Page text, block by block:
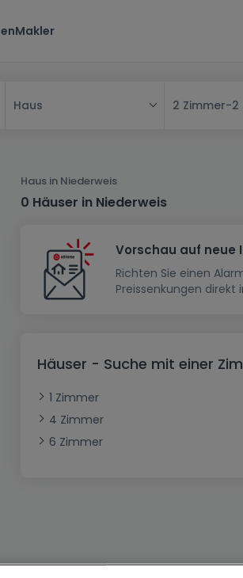
Makler
Haus
Haus
Reihenhaus
Doppelhaushälfte
Schloss
Hof
Bauernhaus
Landhaus
Wohnung
Schlafzimmer
1-Zimmer-Apartment
Dreigeschossige Wohnung
Loft
Dachgeschoss
Erdgeschoss
Wohnanlage
Wohnsiedlung
Haus bauen
Musterhaus
Renditeobjekt
Kein Bauland
Gewerbliches Grundstück
Garage - Parkplatz
Carport
Garage
Büro
Büro
Gewerbe
Ladenfläche
Geschäft
2 Zimmer-
Haus in Niederweis
0 Häuser in Niederweis
Vorschau auf neue
Richten Sie einen
Preissenkungen
Häuser - Suche mit einer
1 Zimmer
4 Zimmer
6 Zimmer
Bitte ändern